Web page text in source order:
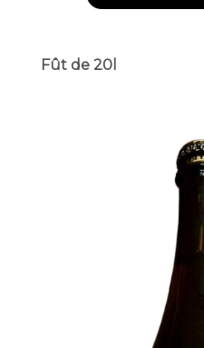
Fût de 20l